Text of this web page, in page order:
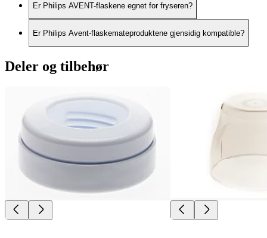
Er Philips AVENT-flaskene egnet for fryseren?
Er Philips Avent-flaskemateproduktene gjensidig kompatible?
Deler og tilbehør